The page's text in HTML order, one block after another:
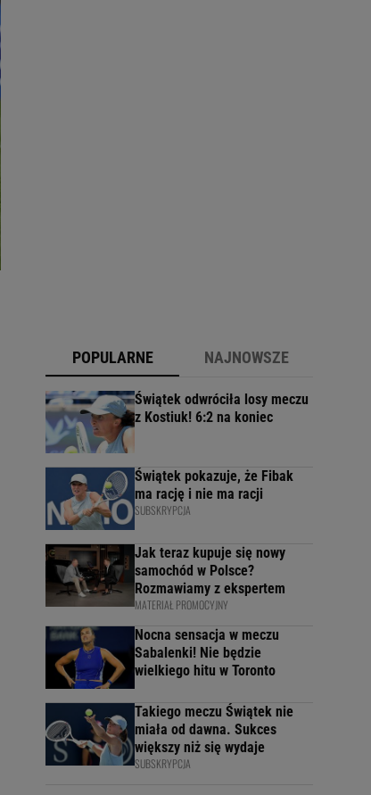
POPULARNE NAJNOWSZE
Świątek odwróciła losy meczu
z Kostiuk! 6:2 na koniec
Świątek pokazuje, że Fibak
ma rację i nie ma racji
SUBSKRYPCJA
Jak teraz kupuje się nowy
samochód w Polsce?
Rozmawiamy z ekspertem
MATERIAŁ PROMOCYJNY
Nocna sensacja w meczu
Sabalenki! Nie będzie
wielkiego hitu w Toronto
Takiego meczu Świątek nie
miała od dawna. Sukces
większy niż się wydaje
SUBSKRYPCJA